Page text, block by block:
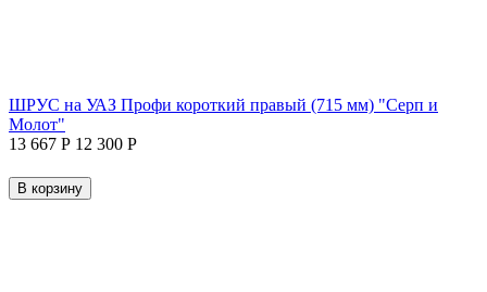
ШРУС на УАЗ Профи короткий правый (715 мм) "Серп и
Молот"
13 667 Р 12 300 Р
В корзину